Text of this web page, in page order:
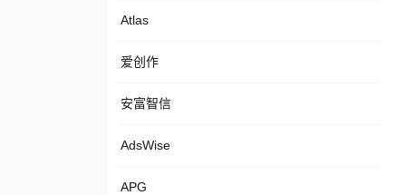
Atlas
爱创作
安富智信
AdsWise
APG